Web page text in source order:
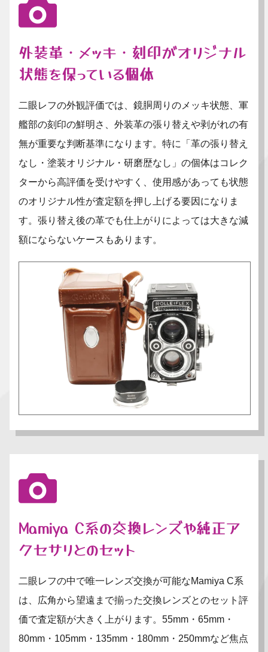
外装革・メッキ・刻印がオリジナル
状態を保っている個体
二眼レフの外観評価では、鏡胴周りのメッキ状態、軍
艦部の刻印の鮮明さ、外装革の張り替えや剥がれの有
無が重要な判断基準になります。特に「革の張り替え
なし・塗装オリジナル・研磨歴なし」の個体はコレク
ターから高評価を受けやすく、使用感があっても状態
のオリジナル性が査定額を押し上げる要因になりま
す。張り替え後の革でも仕上がりによっては大きな減
額にならないケースもあります。
Mamiya C系の交換レンズや純正ア
クセサリとのセット
二眼レフの中で唯一レンズ交換が可能なMamiya C系
は、広角から望遠まで揃った交換レンズとのセット評
価で査定額が大きく上がります。55mm・65mm・
80mm・105mm・135mm・180mm・250mmなど焦点